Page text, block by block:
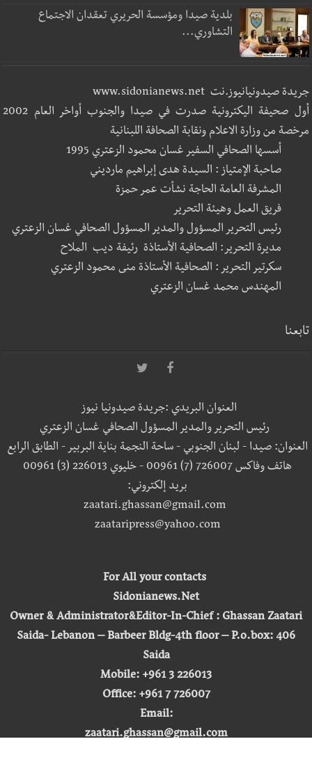
بلدية صيدا ومؤسسة الحريري تعقدان الاجتماع
التشاوري...
جريدة صيدونيانيوز.نت www.sidonianews.net
أول صحيفة اليكترونية صدرت في صيدا والجنوب أواخر العام 2002
مرخصة من وزارة الاعلام ونقابة الصحافة اللبنانية
أسسها الصحافي السفير غسان محمود الزعتري 1995
صاحبة الإمتياز : السيدة هدى إبراهيم مارديني
المشرفة العامة الحاجة نشأت عمر حمزة
فريق العمل وهيئة التحرير
رئيس التحرير المسؤول والمدير المسؤول الصحافي غسان الزعتري
مديرة التحرير: الصحافية الأستاذة رئيفة ديب الملاح
سكرتير التحرير : الصحافية الأستاذة منى محمود الزعتري
المهندس محمد غسان الزعتري
تابعنا
العنوان البريدي :جريدة صيدونيا نيوز
رئيس التحرير والمدير المسؤول الصحافي غسان الزعتري
العنوان: صيدا - لبنان الجنوبي - ساحة النجمة بناية البربير - الطابق الرابع
هاتف وفاكس 726007 (7) 00961 - خليوي 226013 (3) 00961
بريد إلكتروني:
zaatari.ghassan@gmail.com
zaataripress@yahoo.com
For All your contacts
Sidonianews.Net
Owner & Administrator&Editor-In-Chief : Ghassan Zaatari
Saida- Lebanon – Barbeer Bldg-4th floor – P.o.box: 406
Saida
Mobile: +961 3 226013
Office: +961 7 726007
Email:
zaatari.ghassan@gmail.com